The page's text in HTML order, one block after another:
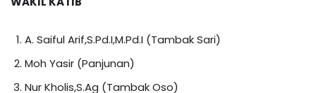
A. Saiful Arif,S.Pd.I,M.Pd.I (Tambak Sari)
Moh Yasir (Panjunan)
Nur Kholis,S.Ag (Tambak Oso)